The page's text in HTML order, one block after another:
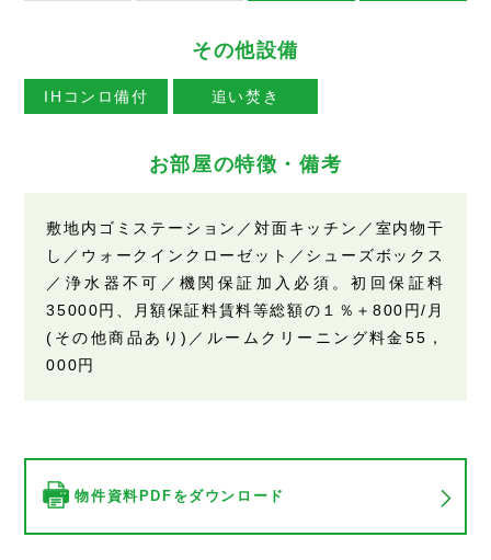
その他設備
IHコンロ備付 追い焚き
お部屋の特徴・備考
敷地内ゴミステーション／対面キッチン／室内物干
し／ウォークインクローゼット／シューズボックス
／浄水器不可／機関保証加入必須。初回保証料
35000円、月額保証料賃料等総額の１％＋800円/月
(その他商品あり)／ルームクリーニング料金55，
000円
物件資料PDFをダウンロード